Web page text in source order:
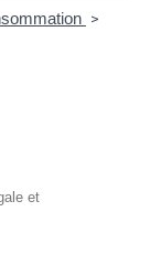
>
et